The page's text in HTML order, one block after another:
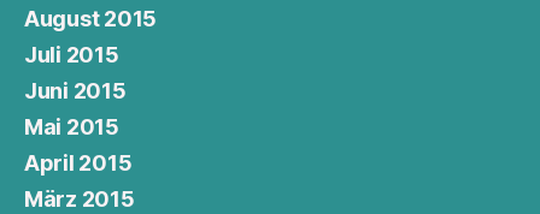
August 2015
Juli 2015
Juni 2015
Mai 2015
April 2015
März 2015